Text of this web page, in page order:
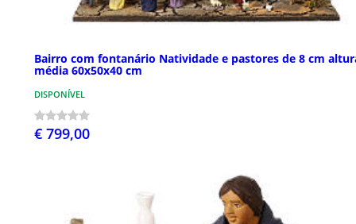
Bairro com fontanário Natividade e pastores de 8 cm
média 60x50x40 cm
DISPONÍVEL
€ 799,00